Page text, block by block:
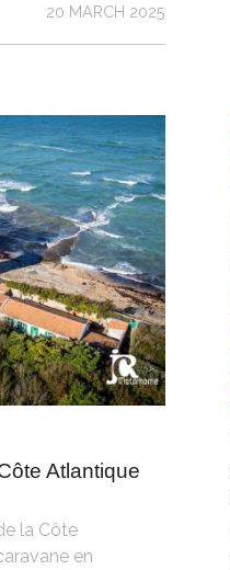
20 MARCH 2025
Atlantique
la Côte
en